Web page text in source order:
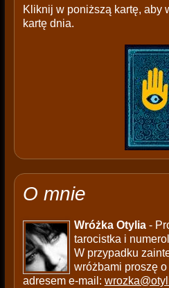
Kliknij w poniższą kartę, aby
kartę dnia.
O mnie
Wróżka Otylia-
tarocistka i
W przypadku
wróżbami proszę
adresem e-mail: